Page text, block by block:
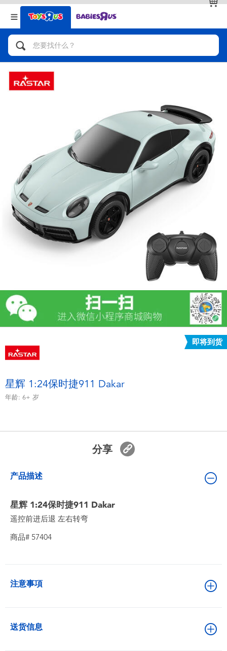
返回
分类目录
人气英雄，角色扮演，射击玩具
自行车，滑板车，骑乘车
拼砌组合及乐高LEGO
玩具车，货车，火车及遥控系列
手工艺，文具，蜡笔，泥胶，画板
娃娃，芭比，收藏公仔
电子玩具
益智学习玩具
户外及运动产品
派对用品
模仿，化妆及造型系列
夏日
新登场
玩具清货
返回
品牌
查看全部
即将到货
星辉 1:24保时捷911 Dakar
年龄: 6+ 岁
分享
产品描述
星辉 1:24保时捷911 Dakar
遥控前进后退 左右转弯
商品# 57404
注意事項
送货信息